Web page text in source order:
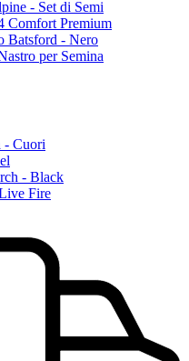
- Set di Semi
Premium
Batsford - Nero
per Semina
- Cuori
- Black
Fire